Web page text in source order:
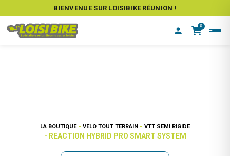
BIENVENUE SUR LOISIBIKE RÉUNION !
0
LA BOUTIQUE - VELO TOUT TERRAIN - VTT SEMI RIGIDE
- REACTION HYBRID PRO SMART SYSTEM